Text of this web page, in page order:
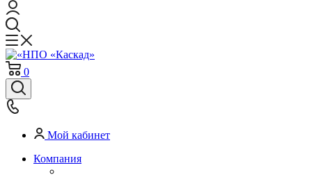
0
Мой кабинет
Компания